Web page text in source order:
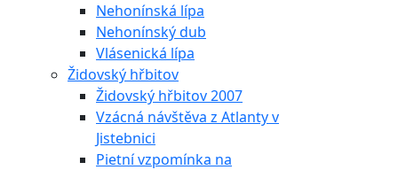
Nehonínská lípa
Nehonínský dub
Vlásenická lípa
Židovský hřbitov
Židovský hřbitov 2007
Vzácná návštěva z Atlanty v
Jistebnici
Pietní vzpomínka na